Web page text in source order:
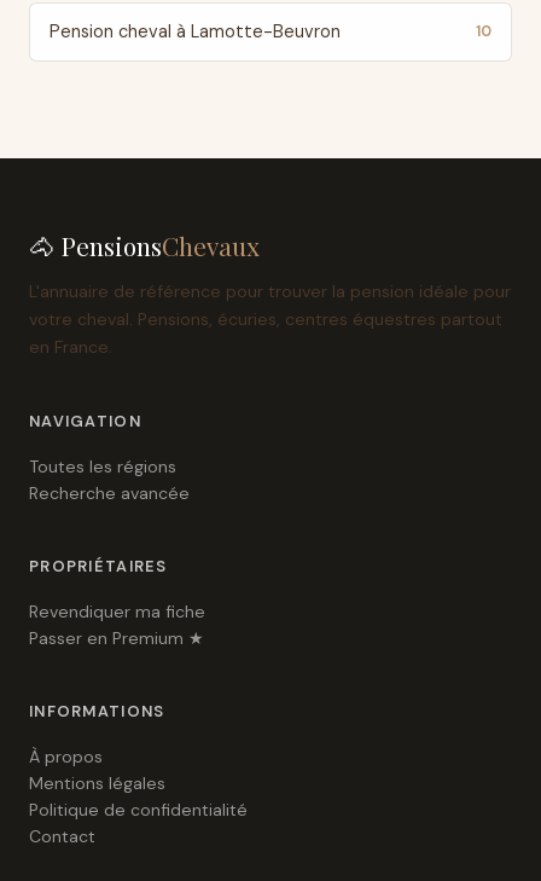
Pension cheval à Lamotte-Beuvron 10
🐴 PensionsChevaux
L'annuaire de référence pour trouver la pension idéale pour
votre cheval. Pensions, écuries, centres équestres partout
en France.
NAVIGATION
Toutes les régions
Recherche avancée
PROPRIÉTAIRES
Revendiquer ma fiche
Passer en Premium ★
INFORMATIONS
À propos
Mentions légales
Politique de confidentialité
Contact